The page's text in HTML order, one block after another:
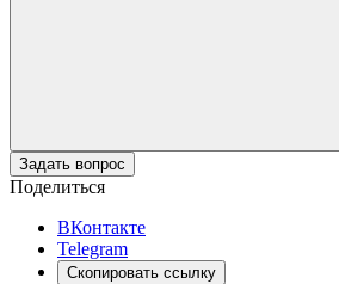
Задать вопрос
Поделиться
ВКонтакте
Telegram
Скопировать ссылку